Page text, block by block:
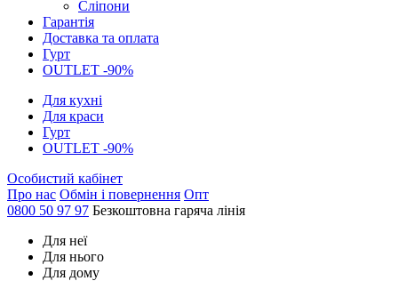
Сліпони
Гарантія
Доставка та оплата
Гурт
OUTLET -90%
Для кухні
Для краси
Гурт
OUTLET -90%
Особистий кабінет
Про нас Обмін і повернення Опт
0800 50 97 97 Безкоштовна гаряча лінія
Для неї
Для нього
Для дому